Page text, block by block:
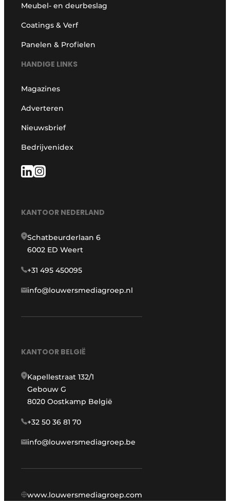
Meubel- en deurbeslag
Coatings & Verf
Panelen & Profielen
HANDIGE LINKS
Magazines
Adverteren
Nieuwsbrief
Bedrijvenidex
KANTOOR NEDERLAND
Schatbeurderlaan 6
6002 ED Weert
+31 495 450095
info@louwersmediagroep.nl
KANTOOR BELGIË
Kapellestraat 132/1
Gebouw G
8020 Oostkamp België
+32 50 36 81 70
info@louwersmediagroep.be
www.louwersmediagroep.com